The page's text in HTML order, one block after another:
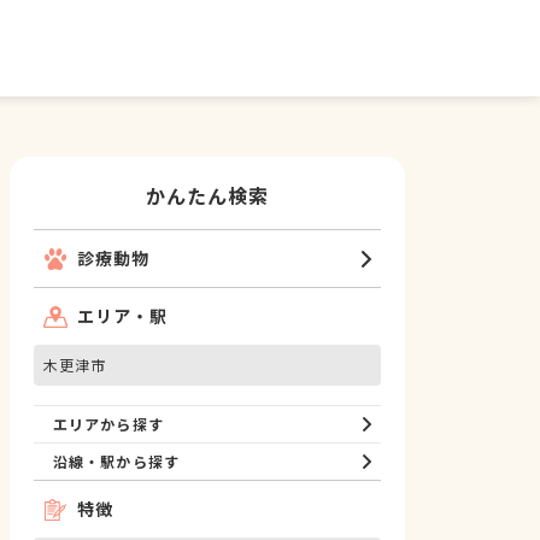
かんたん検索
診療動物
エリア・駅
木更津市
エリアから探す
沿線・駅から探す
特徴